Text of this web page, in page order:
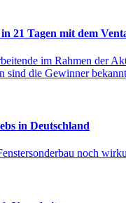
21 Tagen mit dem
im Rahmen der
sind die Gewinner
in Deutschland
noch